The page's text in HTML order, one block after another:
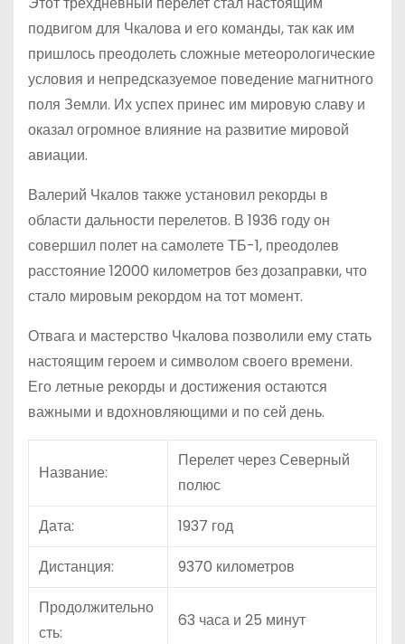
подвигом для Чкалова и его команды, так как им
пришлось преодолеть сложные метеорологические
условия и непредсказуемое поведение магнитного
поля Земли. Их успех принес им мировую славу и
оказал огромное влияние на развитие мировой
авиации.
Валерий Чкалов также установил рекорды в
области дальности перелетов. В 1936 году он
совершил полет на самолете ТБ-1, преодолев
расстояние 12000 километров без дозаправки, что
стало мировым рекордом на тот момент.
Отвага и мастерство Чкалова позволили ему стать
настоящим героем и символом своего времени.
Его летные рекорды и достижения остаются
важными и вдохновляющими и по сей день.
Название:
Перелет через Северный
полюс
Дата:
1937 год
Дистанция:
9370 километров
Продолжительно
сть:
63 часа и 25 минут